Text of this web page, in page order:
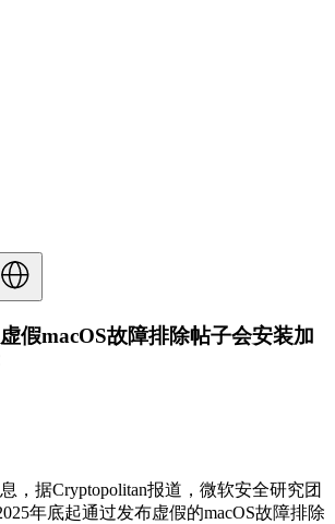
假macOS故障排除帖子会安装加
，据Cryptopolitan报道，微软安全研究团
年底起通过发布虚假的macOS故障排除